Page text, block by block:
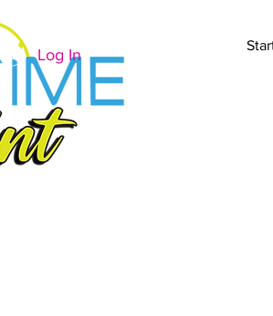
Log In